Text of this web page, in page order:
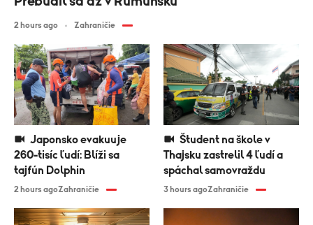
2 hours ago Zahraničie
260-tisíc ľudí: Blíži sa
tajfún Dolphin
2 hours agoZahraničie
Thajsku zastrelil 4 ľudí a
spáchal samovraždu
3 hours agoZahraničie